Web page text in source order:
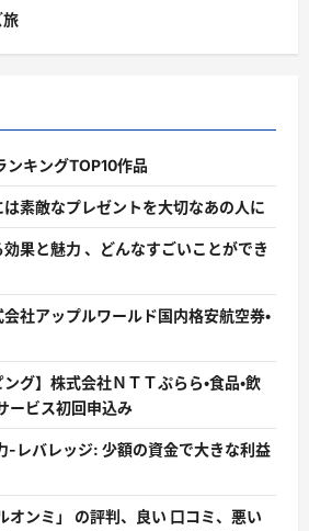
旅
ンキングTOP10作品
素敵なプレゼントを大切なあの人に
果と魅力 、どんなすごいことができ
会社アップルワールド国内格安航空券・
グ】株式会社ＮＴＴぷらら・食品・飲
ービス初回申込み
-レバレッジ: 少額の資金で大きな利益
ンミ」 の評判、良い 口コミ、悪い